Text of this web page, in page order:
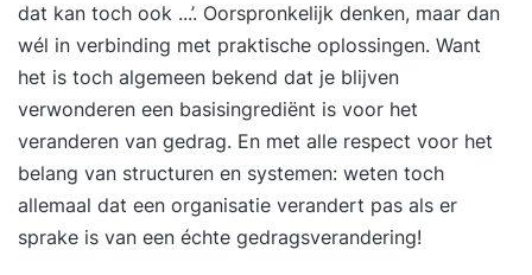
dat kan toch ook ...’. Oorspronkelijk denken, maar dan
wél in verbinding met praktische oplossingen. Want
het is toch algemeen bekend dat je blijven
verwonderen een basisingrediënt is voor het
veranderen van gedrag. En met alle respect voor het
belang van structuren en systemen: weten toch
allemaal dat een organisatie verandert pas als er
sprake is van een échte gedragsverandering!